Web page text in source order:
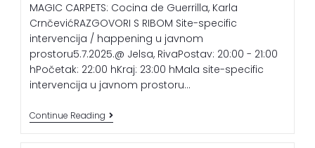
MAGIC CARPETS: Cocina de Guerrilla, Karla
CrnčevićRAZGOVORI S RIBOM Site-specific
intervencija / happening u javnom
prostoru5.7.2025.@ Jelsa, RivaPostav: 20:00 - 21:00
hPočetak: 22:00 hKraj: 23:00 hMala site-specific
intervencija u javnom prostoru…
Continue Reading